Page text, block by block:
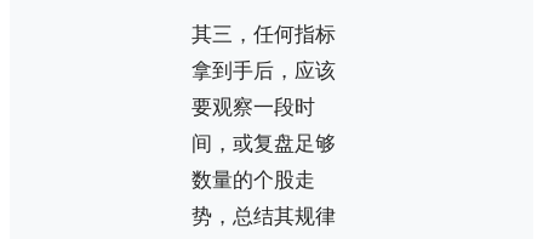
其三，任何指标
拿到手后，应该
要观察一段时
间，或复盘足够
数量的个股走
势，总结其规律